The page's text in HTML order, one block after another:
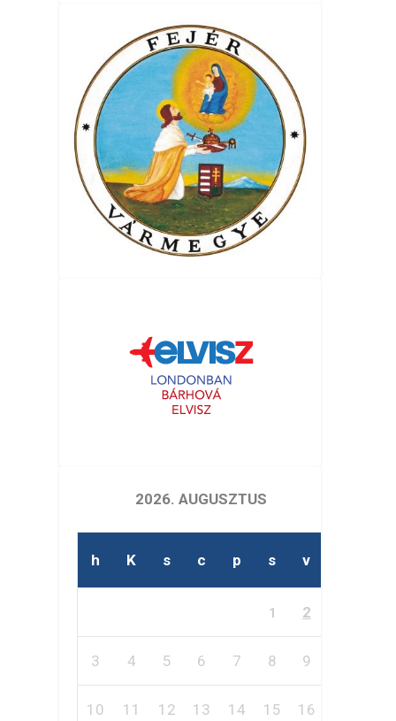
2026. AUGUSZTUS
h K s c p s v
1 2
3 4 5 6 7 8 9
10 11 12 13 14 15 16